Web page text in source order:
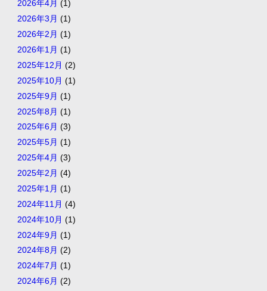
2026年4月 (1)
2026年3月 (1)
2026年2月 (1)
2026年1月 (1)
2025年12月 (2)
2025年10月 (1)
2025年9月 (1)
2025年8月 (1)
2025年6月 (3)
2025年5月 (1)
2025年4月 (3)
2025年2月 (4)
2025年1月 (1)
2024年11月 (4)
2024年10月 (1)
2024年9月 (1)
2024年8月 (2)
2024年7月 (1)
2024年6月 (2)